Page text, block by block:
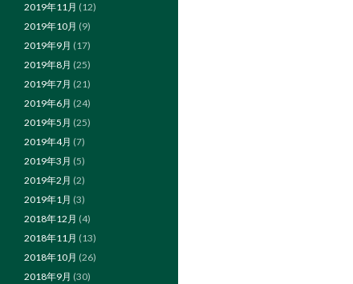
2019年11月 (12)
2019年10月 (9)
2019年9月 (17)
2019年8月 (25)
2019年7月 (21)
2019年6月 (24)
2019年5月 (25)
2019年4月 (7)
2019年3月 (5)
2019年2月 (2)
2019年1月 (3)
2018年12月 (4)
2018年11月 (13)
2018年10月 (26)
2018年9月 (30)